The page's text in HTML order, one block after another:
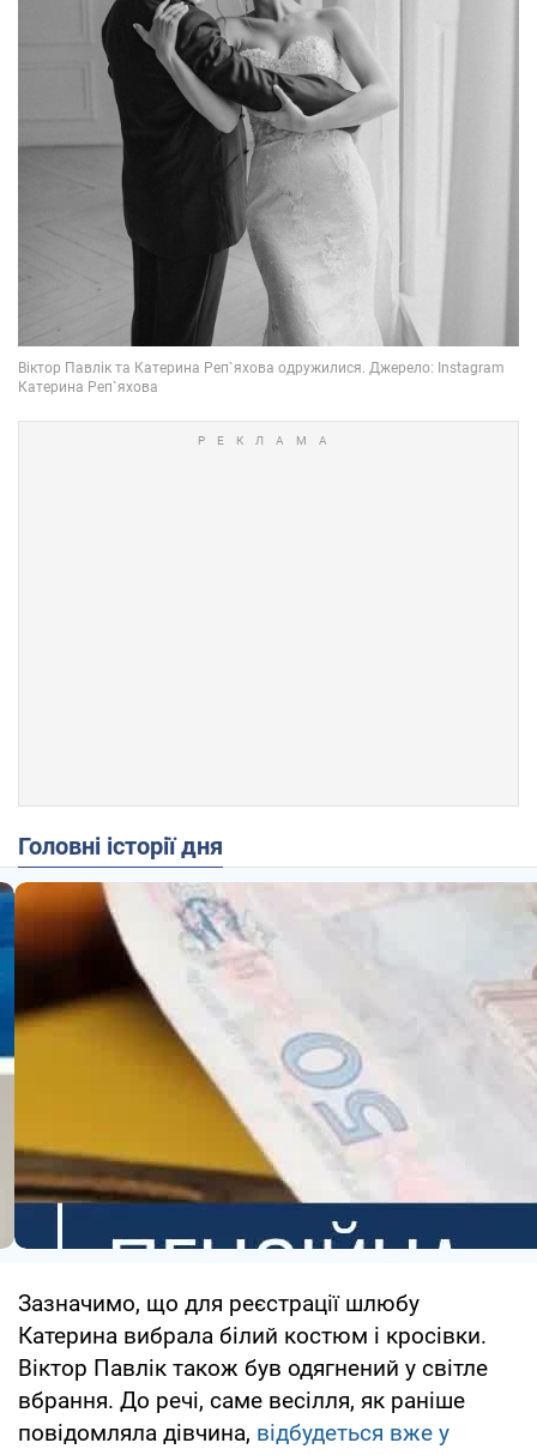
Головні історії дня
Зазначимо, що для реєстрації шлюбу
Катерина вибрала білий костюм і кросівки.
Віктор Павлік також був одягнений у світле
вбрання. До речі, саме весілля, як раніше
повідомляла дівчина, відбудеться вже у